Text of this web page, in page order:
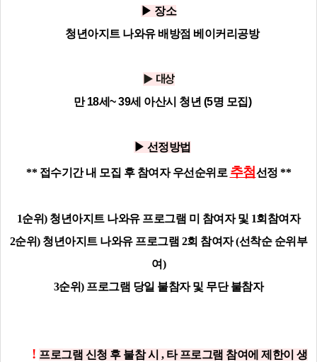
▶ 장소
청년아지트 나와유 배방점 베이커리공방
▶ 대상
만 18세~ 39세 아산시 청년 (5명 모집)
▶ 선정방법
** 접수기간 내 모집 후 참여자 우선순위로 추첨선정 **
1순위) 청년아지트 나와유 프로그램 미 참여자 및 1회참여자
2순위) 청년아지트 나와유 프로그램 2회 참여자 (선착순 순위부
여)
3순위) 프로그램 당일 불참자 및 무단 불참자
!​ 프로그램 신청 후 불참 시 , 타 프로그램 참여에 제한이 생